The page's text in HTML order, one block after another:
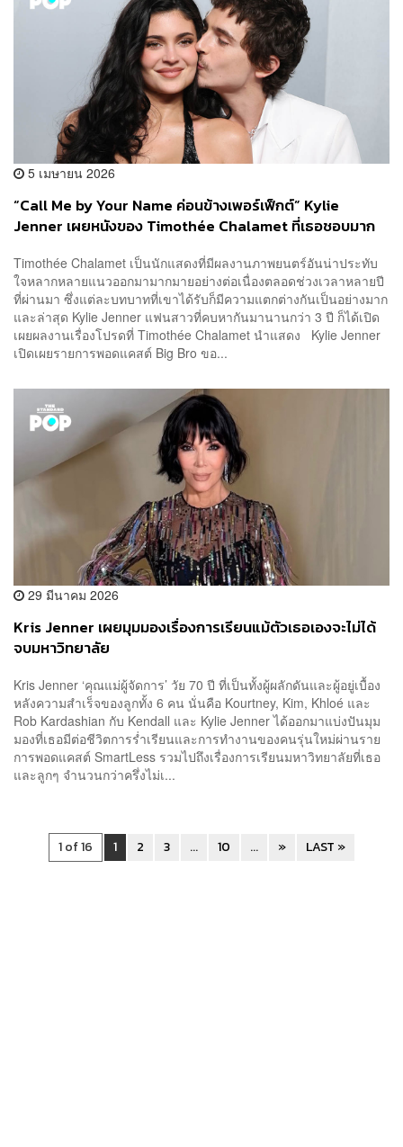
5 เมษายน 2026
“Call Me by Your Name ค่อนข้างเพอร์เฟ็กต์” Kylie
Jenner เผยหนังของ Timothée Chalamet ที่เธอชอบมาก
Timothée Chalamet เป็นนักแสดงที่มีผลงานภาพยนตร์อันน่าประทับ
ใจหลากหลายแนวออกมามากมายอย่างต่อเนื่องตลอดช่วงเวลาหลายปี
ที่ผ่านมา ซึ่งแต่ละบทบาทที่เขาได้รับก็มีความแตกต่างกันเป็นอย่างมาก
และล่าสุด Kylie Jenner แฟนสาวที่คบหากันมานานกว่า 3 ปี ก็ได้เปิด
เผยผลงานเรื่องโปรดที่ Timothée Chalamet นำแสดง Kylie Jenner
เปิดเผยรายการพอดแคสต์ Big Bro ขอ...
29 มีนาคม 2026
Kris Jenner เผยมุมมองเรื่องการเรียนแม้ตัวเธอเองจะไม่ได้
จบมหาวิทยาลัย
Kris Jenner ‘คุณแม่ผู้จัดการ’ วัย 70 ปี ที่เป็นทั้งผู้ผลักดันและผู้อยู่เบื้อง
หลังความสำเร็จของลูกทั้ง 6 คน นั่นคือ Kourtney, Kim, Khloé และ
Rob Kardashian กับ Kendall และ Kylie Jenner ได้ออกมาแบ่งปันมุม
มองที่เธอมีต่อชีวิตการร่ำเรียนและการทำงานของคนรุ่นใหม่ผ่านราย
การพอดแคสต์ SmartLess รวมไปถึงเรื่องการเรียนมหาวิทยาลัยที่เธอ
และลูกๆ จำนวนกว่าครึ่งไม่เ...
1 of 16 1 2 3 ... 10 ... » LAST »